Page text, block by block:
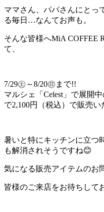
ママさん、パパさんにとっ
る毎日…なんてお声も。
そんな皆様へMiA COFFEE
て、
7/29㊏～8/20㊐まで!!
マルシェ「Celest」で展開
で2,100円（税込）で販売い
暑いと特にキッチンに立
も解消されそうですね😊
気になる販売アイテムのお
皆様のご来店をお待ちして